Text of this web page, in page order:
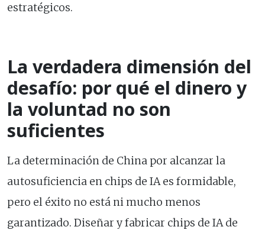
estratégicos.
La verdadera dimensión del
desafío: por qué el dinero y
la voluntad no son
suficientes
La determinación de China por alcanzar la
autosuficiencia en chips de IA es formidable,
pero el éxito no está ni mucho menos
garantizado. Diseñar y fabricar chips de IA de